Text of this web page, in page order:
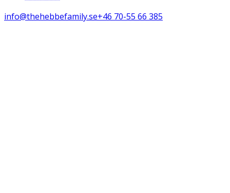
info@thehebbefamily.se+46 70-55 66 385